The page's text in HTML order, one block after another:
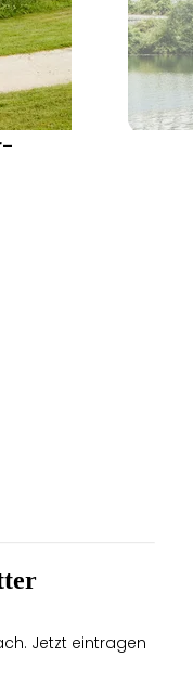
Jetzt eintragen